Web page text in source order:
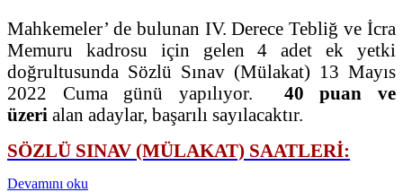
Mahkemeler’ de bulunan IV. Derece Tebliğ ve İcra
Memuru kadrosu için gelen 4 adet ek yetki
doğrultusunda Sözlü Sınav (Mülakat) 13 Mayıs
2022 Cuma günü yapılıyor.
40 puan ve
üzeri alan adaylar, başarılı sayılacaktır.
SÖZLÜ SINAV (MÜLAKAT) SAATLERİ:
Devamını oku